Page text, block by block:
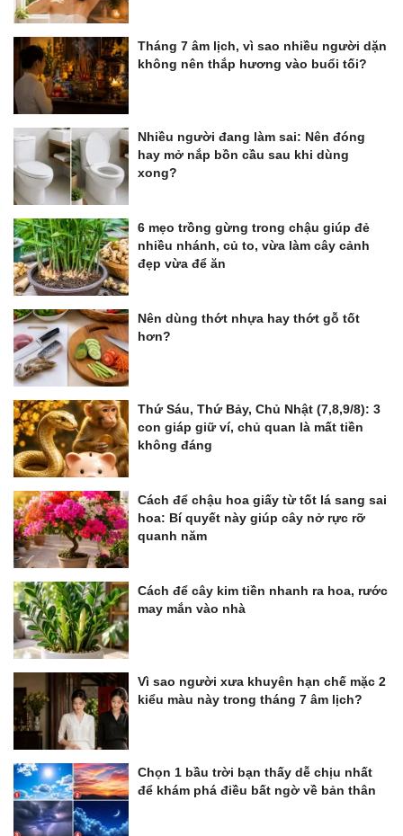
Tháng 7 âm lịch, vì sao nhiều người dặn
không nên thắp hương vào buổi tối?
Nhiều người đang làm sai: Nên đóng
hay mở nắp bồn cầu sau khi dùng
xong?
6 mẹo trồng gừng trong chậu giúp đẻ
nhiều nhánh, củ to, vừa làm cây cảnh
đẹp vừa để ăn
Nên dùng thớt nhựa hay thớt gỗ tốt
hơn?
Thứ Sáu, Thứ Bảy, Chủ Nhật (7,8,9/8): 3
con giáp giữ ví, chủ quan là mất tiền
không đáng
Cách để chậu hoa giấy từ tốt lá sang sai
hoa: Bí quyết này giúp cây nở rực rỡ
quanh năm
Cách để cây kim tiền nhanh ra hoa, rước
may mắn vào nhà
Vì sao người xưa khuyên hạn chế mặc 2
kiểu màu này trong tháng 7 âm lịch?
Chọn 1 bầu trời bạn thấy dễ chịu nhất
để khám phá điều bất ngờ về bản thân